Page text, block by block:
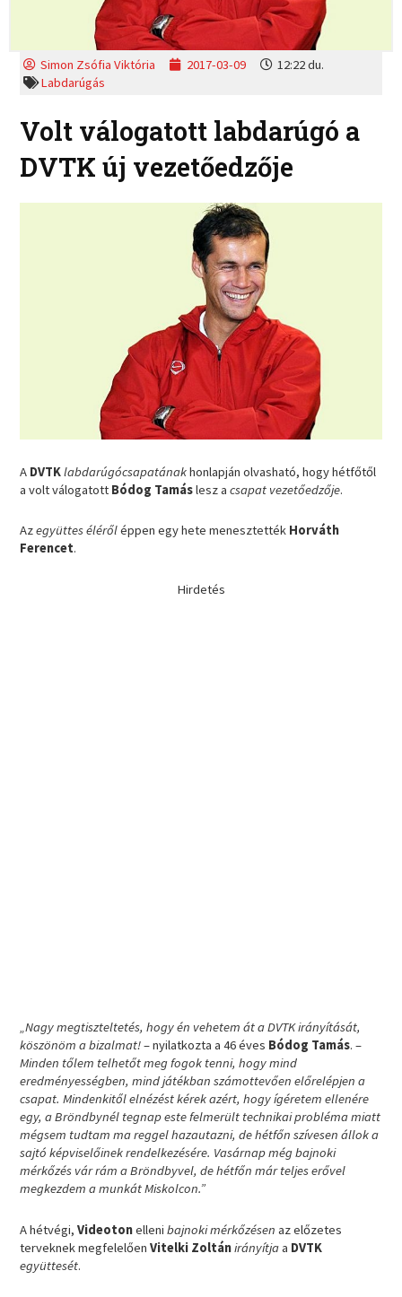
Simon Zsófia Viktória 2017-03-09
12:22 du.
Labdarúgás
Volt válogatott labdarúgó a
DVTK új vezetőedzője
A DVTKlabdarúgócsapatánakhonlapján olvasható, hogy hétfőtől
a volt válogatott Bódog Tamáslesz acsapat vezetőedzője.
Azegyüttesélérőléppen egy hete menesztették Horváth
Ferencet.
Hirdetés
„Nagy megtiszteltetés, hogy én vehetem át a DVTK irányítását,
köszönöm a bizalmat!– nyilatkozta a 46 éves Bódog Tamás. –
Minden tőlem telhetőt meg fogok tenni, hogy mind
eredményességben, mind játékban számottevően előrelépjen a
csapat. Mindenkitől elnézést kérek azért, hogy ígéretem ellenére
egy, a Bröndbynél tegnap este felmerült technikai probléma miatt
mégsem tudtam ma reggel hazautazni, de hétfőn szívesen állok a
sajtó képviselőinek rendelkezésére. Vasárnap még bajnoki
mérkőzés vár rám a Bröndbyvel, de hétfőn már teljes erővel
megkezdem a munkát Miskolcon.”
A hétvégi,Videotonellenibajnoki mérkőzésen az előzetes
terveknek megfelelőenVitelki Zoltánirányítjaa DVTK
együttesét.